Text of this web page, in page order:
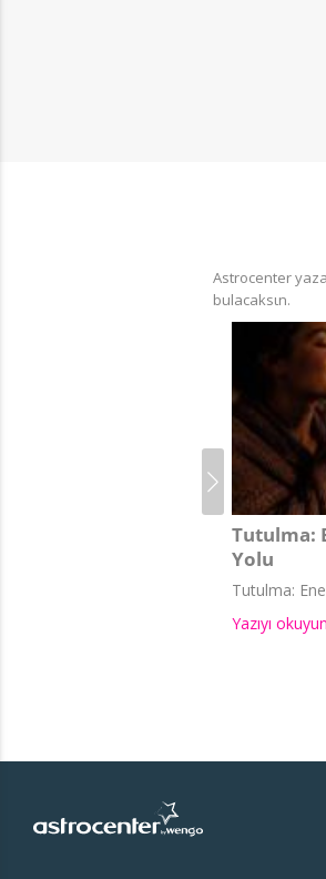
Astrocenter
bulacaksιn.
Tutulma:
Yolu
Tutulma:
Yazıyı